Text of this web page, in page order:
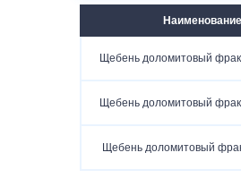
Наименование
Щебень доломитовый
Щебень доломитовый
Щебень доломитовый